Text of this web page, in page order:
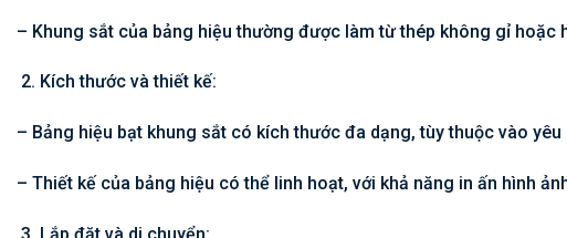
– Khung sắt của bảng hiệu thường được làm từ thép không gỉ
Kích thước và thiết kế:
– Bảng hiệu bạt khung sắt có kích thước đa dạng, tùy thuộc vào
– Thiết kế của bảng hiệu có thể linh hoạt, với khả năng in ấn hình